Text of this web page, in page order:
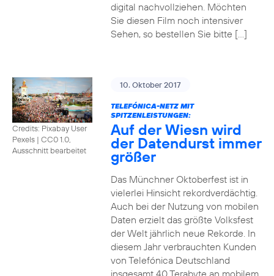
digital nachvollziehen. Möchten
Sie diesen Film noch intensiver
Sehen, so bestellen Sie bitte […]
Credits: Pixabay User
Pexels | CC0 1.0,
Ausschnitt bearbeitet
10. Oktober 2017
TELEFÓNICA-NETZ MIT
SPITZENLEISTUNGEN:
Auf der Wiesn wird
der Datendurst immer
größer
Das Münchner Oktoberfest ist in
vielerlei Hinsicht rekordverdächtig.
Auch bei der Nutzung von mobilen
Daten erzielt das größte Volksfest
der Welt jährlich neue Rekorde. In
diesem Jahr verbrauchten Kunden
von Telefónica Deutschland
insgesamt 40 Terabyte an mobilem